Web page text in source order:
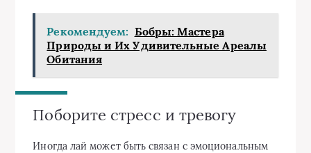
Рекомендуем: Бобры: Мастера
Природы и Их Удивительные Ареалы
Обитания
Поборите стресс и тревогу
Иногда лай может быть связан с эмоциональным